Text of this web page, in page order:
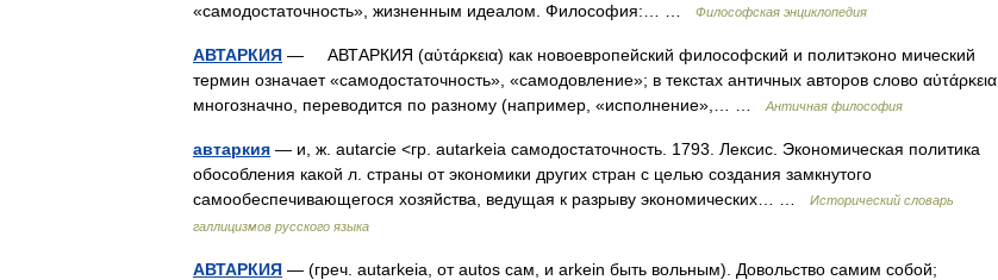
«самодостаточность», жизненным идеалом. Философия:… …
Философская энциклопедия
АВТАРКИЯ — АВТАРКИЯ (αὐτάρκεια) как новоевропейский философский и политэконо мический
термин означает «самодостаточность», «самодовление»; в текстах античных авторов слово αὐτάρκεια
многозначно, переводится по разному (например, «исполнение»,… …
Античная философия
автаркия — и, ж. autarcie <гр. autarkeia самодостаточность. 1793. Лексис. Экономическая политика
обособления какой л. страны от экономики других стран с целью создания замкнутого
самообеспечивающегося хозяйства, ведущая к разрыву экономических… …
Исторический словарь
галлицизмов русского языка
АВТАРКИЯ — (греч. autarkeia, от autos сам, и arkein быть вольным). Довольство самим собой;